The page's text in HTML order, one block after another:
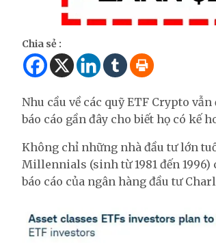
Chia sẻ :
Nhu cầu về các quỹ ETF Crypto
báo cáo gần đây cho biết họ có kế
Không chỉ những nhà đầu tư lớn
Millennials (sinh từ 1981 đến
báo cáo của ngân hàng đầu tư